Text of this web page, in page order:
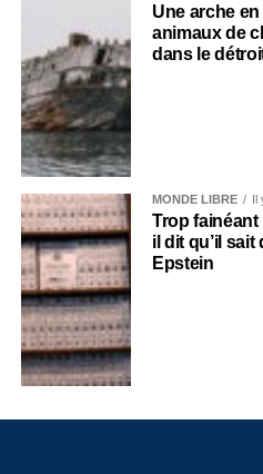
Une arche
animaux de
dans le
MONDE LIBRE Il
Trop
il dit qu’il sait
Epstein